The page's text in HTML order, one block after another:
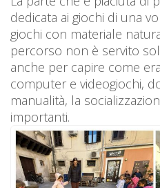
dedicata ai giochi di una
giochi con materiale
percorso non è servito
anche per capire come
computer e videogiochi,
manualità, la
importanti.